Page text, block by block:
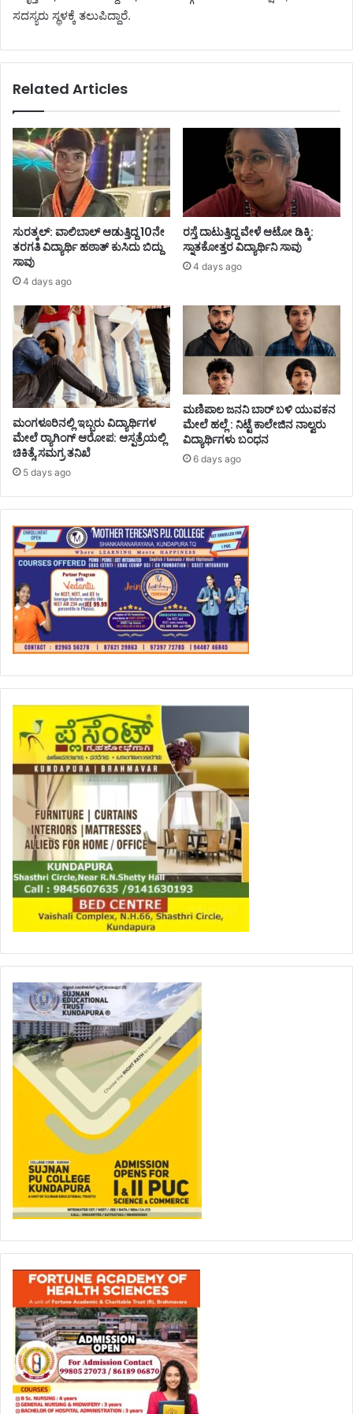
ಸದಸ್ಯರು ಸ್ಥಳಕ್ಕೆ ತಲುಪಿದ್ದಾರೆ.
Related Articles
ಸುರತ್ಕಲ್: ವಾಲಿಬಾಲ್ ಆಡುತ್ತಿದ್ದ 10ನೇ
ತರಗತಿ ವಿದ್ಯಾರ್ಥಿ ಹಠಾತ್ ಕುಸಿದು ಬಿದ್ದು
ಸಾವು
4 days ago
ರಸ್ತೆ ದಾಟುತ್ತಿದ್ದ ವೇಳೆ ಆಟೋ ಡಿಕ್ಕಿ:
ಸ್ನಾತಕೋತ್ತರ ವಿದ್ಯಾರ್ಥಿನಿ ಸಾವು
4 days ago
ಮಂಗಳೂರಿನಲ್ಲಿ ಇಬ್ಬರು ವಿದ್ಯಾರ್ಥಿಗಳ
ಮೇಲೆ ರ್‍ಯಾಗಿಂಗ್ ಆರೋಪ: ಆಸ್ಪತ್ರೆಯಲ್ಲಿ
ಚಿಕಿತ್ಸೆ,ಸಮಗ್ರ ತನಿಖೆ
5 days ago
ಮಣಿಪಾಲ ಜನನಿ ಬಾರ್‌ ಬಳಿ ಯುವಕನ
ಮೇಲೆ ಹಲ್ಲೆ : ನಿಟ್ಟೆ ಕಾಲೇಜಿನ ನಾಲ್ವರು
ವಿದ್ಯಾರ್ಥಿಗಳು ಬಂಧನ
6 days ago